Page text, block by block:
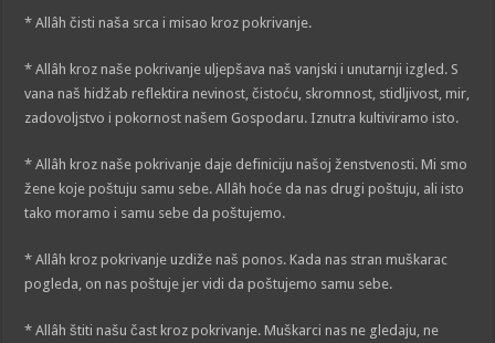
* Allâh čisti naša srca i misao kroz pokrivanje.
* Allâh kroz naše pokrivanje uljepšava naš vanjski i unutarnji izgled. S
vana naš hidžab reflektira nevinost, čistoću, skromnost, stidljivost, mir,
zadovoljstvo i pokornost našem Gospodaru. Iznutra kultiviramo isto.
* Allâh kroz naše pokrivanje daje definiciju našoj ženstvenosti. Mi smo
žene koje poštuju samu sebe. Allâh hoće da nas drugi poštuju, ali isto
tako moramo i samu sebe da poštujemo.
* Allâh kroz pokrivanje uzdiže naš ponos. Kada nas stran muškarac
pogleda, on nas poštuje jer vidi da poštujemo samu sebe.
* Allâh štiti našu čast kroz pokrivanje. Muškarci nas ne gledaju, ne